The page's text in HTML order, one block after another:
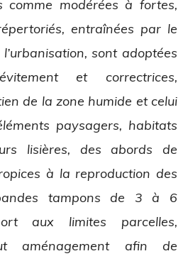
comme modérées à fortes,
entraînées par le
sont adoptées
et correctrices,
de la zone humide et celui
paysagers, habitats
lisières, des abords de
à la reproduction des
tampons de 3 à 6
aux limites parcelles,
aménagement afin de